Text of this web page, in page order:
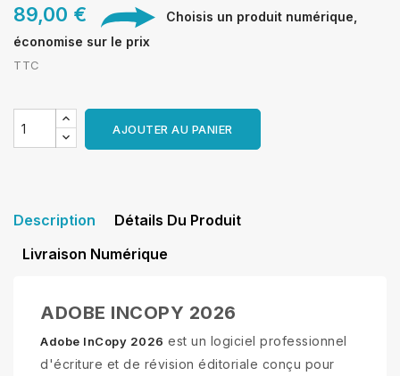
89,00 €
Choisis un produit numérique,
économise sur le prix
TTC
AJOUTER AU PANIER
Description
Détails Du Produit
Livraison Numérique
ADOBE INCOPY 2026
Adobe InCopy 2026 est un logiciel professionnel
d'écriture et de révision éditoriale conçu pour